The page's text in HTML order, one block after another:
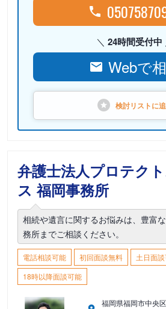
24時間受付中
Webで
検討リストに
弁護士法人プロテク
ス 福岡事務所
相続や遺言に関するお悩みは、豊富
務所までご相談ください。
電話相談可能 初回面談無料
土日面
18時以降面談可能
福岡県福岡市中央